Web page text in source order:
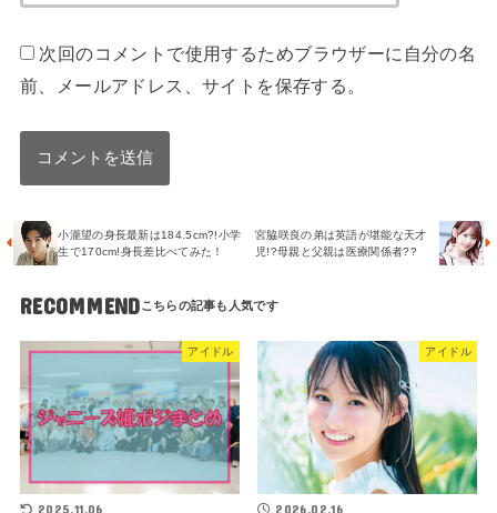
次回のコメントで使用するためブラウザーに自分の名
前、メールアドレス、サイトを保存する。
小瀧望の身長最新は184.5cm?!小学
生で170cm!身長差比べてみた！
宮脇咲良の弟は英語が堪能な天才
児!?母親と父親は医療関係者??
RECOMMEND
アイドル
2025.11.06
アイドル
2026.02.16